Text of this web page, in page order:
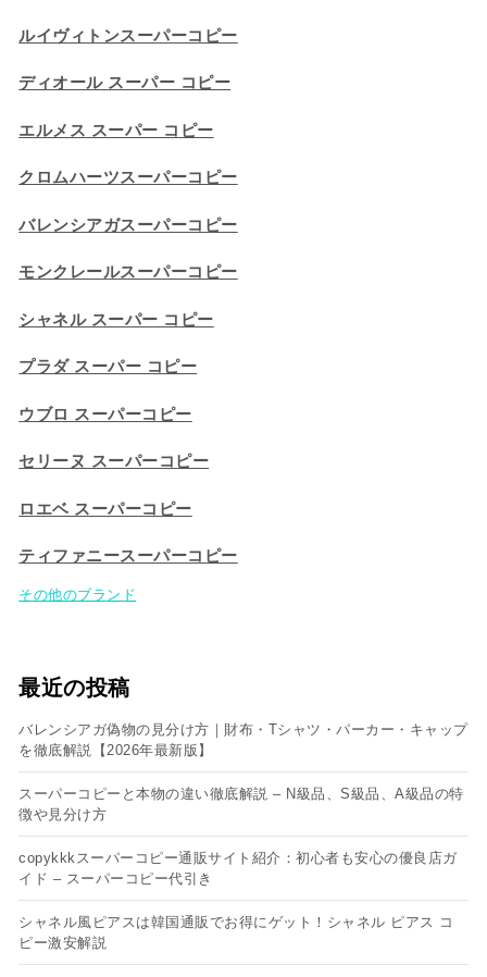
ルイヴィトンスーパーコピー
ディオール スーパー コピー
エルメス スーパー コピー
クロムハーツスーパーコピー
バレンシアガスーパーコピー
モンクレールスーパーコピー
シャネル スーパー コピー
プラダ スーパー コピー
ウブロ スーパーコピー
セリーヌ スーパーコピー​
ロエベ スーパーコピー
ティファニースーパーコピー
その他のブランド
最近の投稿
バレンシアガ偽物の見分け方｜財布・Tシャツ・パーカー・キャップ
を徹底解説【2026年最新版】
スーパーコピーと本物の違い徹底解説 – N級品、S級品、A級品の特
徴や見分け方
copykkkスーパーコピー通販サイト紹介：初心者も安心の優良店ガ
イド – スーパーコピー代引き
シャネル風ピアスは韓国通販でお得にゲット！シャネル ピアス コ
ピー​激安解説